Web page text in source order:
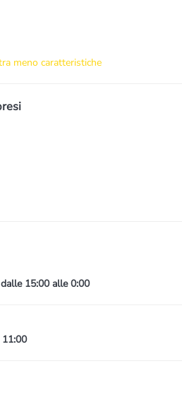
meno caratteristiche
15:00 alle 0:00